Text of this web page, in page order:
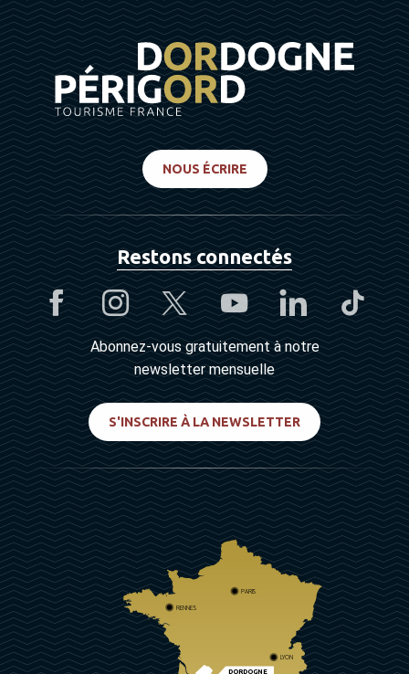
NOUS ÉCRIRE
Restons connectés
Abonnez-vous gratuitement à notre
newsletter mensuelle
S'INSCRIRE À LA NEWSLETTER
DORDOGNE
PARIS
RENNES
LYON